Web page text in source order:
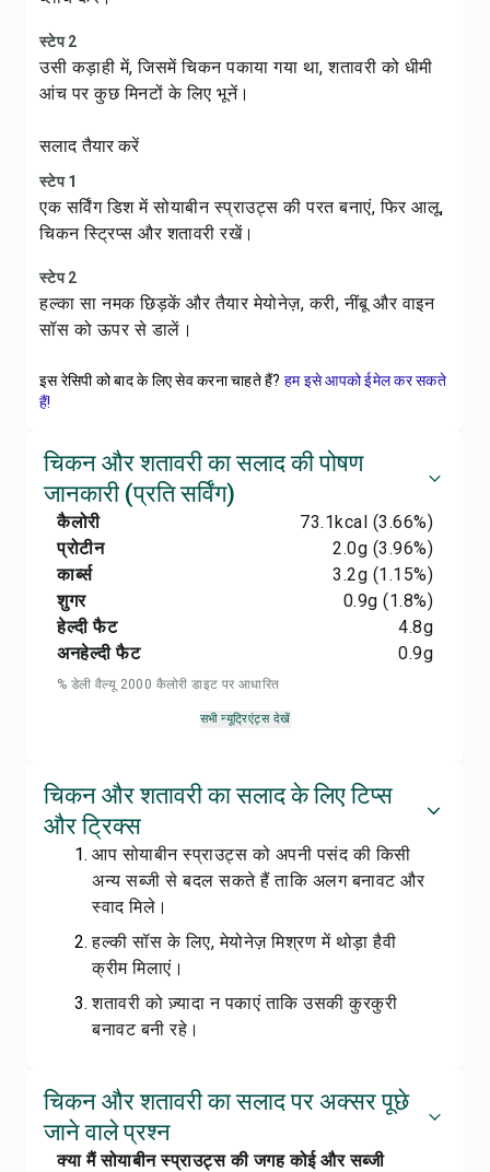
स्टेप 2
उसी कड़ाही में, जिसमें चिकन पकाया गया था, शतावरी को धीमी
आंच पर कुछ मिनटों के लिए भूनें।
सलाद तैयार करें
स्टेप 1
एक सर्विंग डिश में सोयाबीन स्प्राउट्स की परत बनाएं, फिर आलू,
चिकन स्ट्रिप्स और शतावरी रखें।
स्टेप 2
हल्का सा नमक छिड़कें और तैयार मेयोनेज़, करी, नींबू और वाइन
सॉस को ऊपर से डालें।
इस रेसिपी को बाद के लिए सेव करना चाहते हैं? हम इसे आपको ईमेल कर सकते
हैं!
चिकन और शतावरी का सलाद की पोषण
जानकारी (प्रति सर्विंग)
कैलोरी 73.1kcal (3.66%)
प्रोटीन
2.0g (3.96%)
कार्ब्स
3.2g (1.15%)
शुगर
0.9g (1.8%)
हेल्दी फैट
4.8g
अनहेल्दी फैट
0.9g
% डेली वैल्यू 2000 कैलोरी डाइट पर आधारित
सभी न्यूट्रिएंट्स देखें
चिकन और शतावरी का सलाद के लिए टिप्स
और ट्रिक्स
आप सोयाबीन स्प्राउट्स को अपनी पसंद की किसी
अन्य सब्जी से बदल सकते हैं ताकि अलग बनावट और
स्वाद मिले।
हल्की सॉस के लिए, मेयोनेज़ मिश्रण में थोड़ा हैवी
क्रीम मिलाएं।
शतावरी को ज़्यादा न पकाएं ताकि उसकी कुरकुरी
बनावट बनी रहे।
चिकन और शतावरी का सलाद पर अक्सर पूछे
जाने वाले प्रश्न
क्या मैं सोयाबीन स्प्राउट्स की जगह कोई और सब्जी